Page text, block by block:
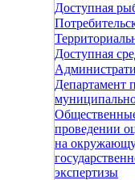
Доступная
Доступная
Департамент
проведении
на
экспертизы